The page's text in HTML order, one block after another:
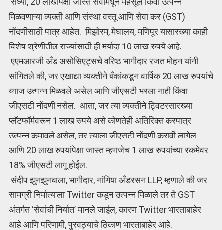
मिळवणाऱ्या व्यक्ती आणि संस्था वस्तू आणि सेवा कर (GST)
नोंदणीसाठी पात्र आहेत. मिझोरम, मेघालय, मणिपूर यासारख्या काही
विशेष श्रेणीतील राज्यांसाठी ही मर्यादा 10 लाख रुपये आहे.
एएमआरजी अँड असोसिएट्सचे वरिष्ठ भागीदार रजत मोहन यांनी
सांगितले की, जर एखाद्या व्यक्तीने बँकांकडून वार्षिक 20 लाख रुपयांचे
व्याज उत्पन्न मिळवले असेल आणि जीएसटी भरला नाही किंवा
जीएसटी नोंदणी नसेल. आता, जर त्या व्यक्तीने ट्विटरसारख्या
प्लॅटफॉर्मवरून 1 लाख रुपये असे कोणतेही अतिरिक्त करपात्र
उत्पन्न कमावले असेल, तर त्याला जीएसटी नोंदणी करावी लागेल
आणि 20 लाख रुपयांपेक्षा जास्त म्हणजेच 1 लाख रुपयांच्या रकमेवर
18% जीएसटी लागू होईल.
संदीप झुनझुनवाला, भागीदार, नांगिया अँडरसन LLP, म्हणाले की जर
सामग्री निर्मात्याला Twitter कडून उत्पन्न मिळाले तर ते GST
अंतर्गत ‘सेवांची निर्यात’ मानले जाईल, कारण Twitter भारताबाहेर
आहे आणि परिणामी, पुरवठ्याचे ठिकाण भारताबाहेर आहे.